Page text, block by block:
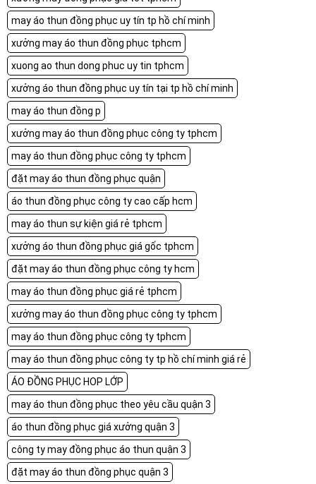
may áo thun đồng phục uy tín tp hồ chí minh
xưởng may áo thun đồng phục tphcm
xuong ao thun dong phuc uy tin tphcm
xưởng áo thun đồng phục uy tín tại tp hồ chí minh
may áo thun đồng p
xưởng may áo thun đồng phục công ty tphcm
may áo thun đồng phục công ty tphcm
đặt may áo thun đồng phục quận
áo thun đồng phục công ty cao cấp hcm
may áo thun sự kiện giá rẻ tphcm
xưởng áo thun đồng phục giá gốc tphcm
đặt may áo thun đồng phục công ty hcm
may áo thun đồng phục giá rẻ tphcm
xưởng may áo thun đồng phục công ty tphcm
may áo thun đồng phục công ty tphcm
may áo thun đồng phục công ty tp hồ chí minh giá rẻ
ÁO ĐỒNG PHỤC HOP LỚP
may áo thun đồng phục theo yêu cầu quận 3
áo thun đồng phục giá xưởng quận 3
công ty may đồng phục áo thun quận 3
đặt may áo thun đồng phục quận 3